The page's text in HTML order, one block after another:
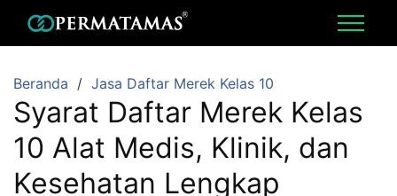
Beranda Jasa Daftar Merek Kelas 10
Syarat Daftar Merek Kelas
10 Alat Medis, Klinik, dan
Kesehatan Lengkap